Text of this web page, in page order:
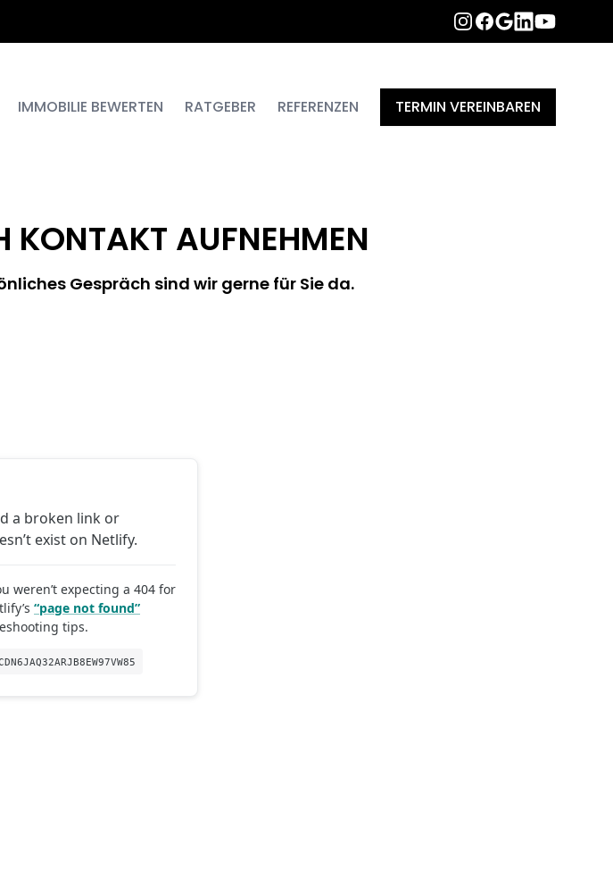
INSTAGRAM
FACEBOOK
GOOGLE
LINKEDIN
YOUTUBE
IMMOBILIE BEWERTEN RATGEBER REFERENZEN TERMIN VEREINBAREN
KONTAKT AUFNEHMEN
Gespräch sind wir gerne für Sie da.